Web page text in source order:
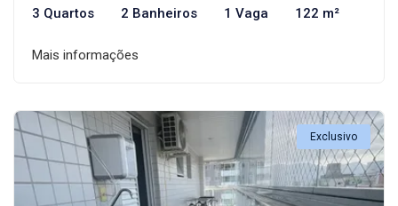
3 Quartos 2 Banheiros 1 Vaga 122 m²
Mais informações
Exclusivo